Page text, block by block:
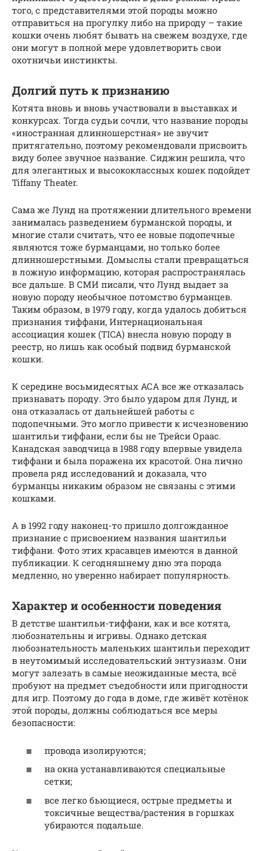
того, с представителями этой породы можно
отправиться на прогулку либо на природу – такие
кошки очень любят бывать на свежем воздухе, где
они могут в полной мере удовлетворить свои
охотничьи инстинкты.
Долгий путь к признанию
Котята вновь и вновь участвовали в выставках и
конкурсах. Тогда судьи сочли, что название породы
«иностранная длинношерстная» не звучит
притягательно, поэтому рекомендовали присвоить
виду более звучное название. Сиджин решила, что
для элегантных и высококлассных кошек подойдет
Tiffany Theater.
Сама же Лунд на протяжении длительного времени
занималась разведением бурманской породы, и
многие стали считать, что ее новые подопечные
являются тоже бурманцами, но только более
длинношерстными. Домыслы стали превращаться
в ложную информацию, которая распространялась
все дальше. В СМИ писали, что Лунд выдает за
новую породу необычное потомство бурманцев.
Таким образом, в 1979 году, когда удалось добиться
признания тиффани, Интернациональная
ассоциация кошек (TICA) внесла новую породу в
реестр, но лишь как особый подвид бурманской
кошки.
К середине восьмидесятых АСА все же отказалась
признавать породу. Это было ударом для Лунд, и
она отказалась от дальнейшей работы с
подопечными. Это могло привести к исчезновению
шантильи тиффани, если бы не Трейси Ораас.
Канадская заводчица в 1988 году впервые увидела
тиффани и была поражена их красотой. Она лично
провела ряд исследований и доказала, что
бурманцы никаким образом не связаны с этими
кошками.
А в 1992 году наконец-то пришло долгожданное
признание с присвоением названия шантильи
тиффани. Фото этих красавцев имеются в данной
публикации. К сегодняшнему дню эта порода
медленно, но уверенно набирает популярность.
Характер и особенности поведения
В детстве шантильи-тиффани, как и все котята,
любознательны и игривы. Однако детская
любознательность маленьких шантильи переходит
в неутомимый исследовательский энтузиазм. Они
могут залезать в самые неожиданные места, всё
пробуют на предмет съедобности или пригодности
для игр. Поэтому до года в доме, где живёт котёнок
этой породы, должны соблюдаться все меры
безопасности:
провода изолируются;
на окна устанавливаются специальные
сетки;
все легко бьющиеся, острые предметы и
токсичные вещества/растения в горшках
убираются подальше.